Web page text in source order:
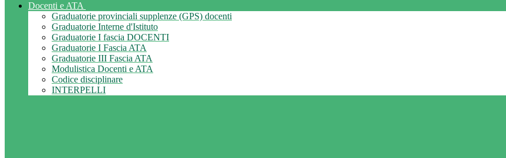
Docenti e ATA
Graduatorie provinciali supplenze (GPS) docenti
Graduatorie Interne d'Istituto
Graduatorie I fascia DOCENTI
Graduatorie I Fascia ATA
Graduatorie III Fascia ATA
Modulistica Docenti e ATA
Codice disciplinare
INTERPELLI